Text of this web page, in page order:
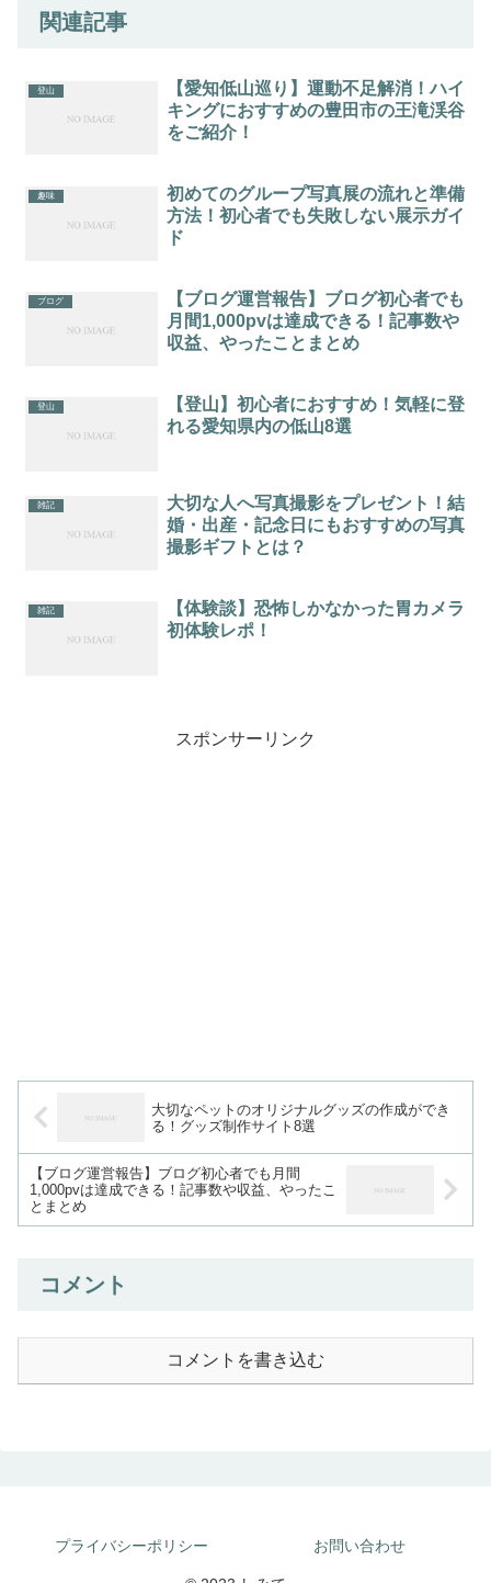
関連記事
登山
【愛知低山巡り】運動不足解消！ハイ
キングにおすすめの豊田市の王滝渓谷
をご紹介！
趣味
初めてのグループ写真展の流れと準備
方法！初心者でも失敗しない展示ガイ
ド
ブログ
【ブログ運営報告】ブログ初心者でも
月間1,000pvは達成できる！記事数や
収益、やったことまとめ
登山
【登山】初心者におすすめ！気軽に登
れる愛知県内の低山8選
雑記
大切な人へ写真撮影をプレゼント！結
婚・出産・記念日にもおすすめの写真
撮影ギフトとは？
雑記
【体験談】恐怖しかなかった胃カメラ
初体験レポ！
スポンサーリンク
大切なペットのオリジナルグッズの作成ができ
る！グッズ制作サイト8選
【ブログ運営報告】ブログ初心者でも月間
1,000pvは達成できる！記事数や収益、やったこ
とまとめ
コメント
コメントを書き込む
プライバシーポリシー お問い合わせ